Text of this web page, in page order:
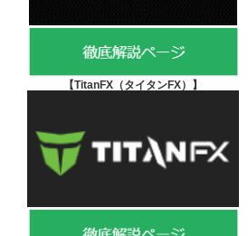
【TitanFX（タイタンFX） 】